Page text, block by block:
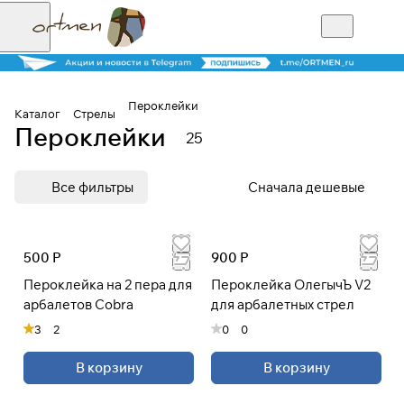
Каталог Стрелы
Пероклейки
Пероклейки 25
Все фильтры Сначала дешевые
500 Р
Пероклейка на 2 пера для
арбалетов Cobra
3 2
В корзину
900 Р
Пероклейка ОлегычЪ V2
для арбалетных стрел
0 0
В корзину
Для клиентов всех банков
Разбейте
25%
Добавляйте товары